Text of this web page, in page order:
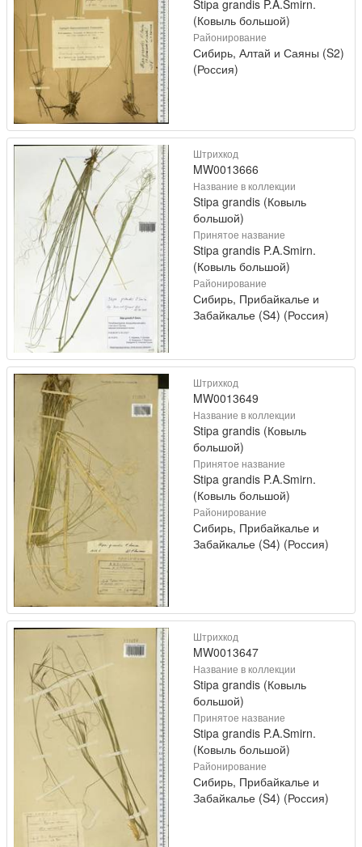
Stipa grandis P.A.Smirn.
(Ковыль большой)
Районирование
Сибирь, Алтай и Саяны (S2)
(Россия)
Штрихкод
MW0013666
Название в коллекции
Stipa grandis (Ковыль
большой)
Принятое название
Stipa grandis P.A.Smirn.
(Ковыль большой)
Районирование
Сибирь, Прибайкалье и
Забайкалье (S4) (Россия)
Штрихкод
MW0013649
Название в коллекции
Stipa grandis (Ковыль
большой)
Принятое название
Stipa grandis P.A.Smirn.
(Ковыль большой)
Районирование
Сибирь, Прибайкалье и
Забайкалье (S4) (Россия)
Штрихкод
MW0013647
Название в коллекции
Stipa grandis (Ковыль
большой)
Принятое название
Stipa grandis P.A.Smirn.
(Ковыль большой)
Районирование
Сибирь, Прибайкалье и
Забайкалье (S4) (Россия)